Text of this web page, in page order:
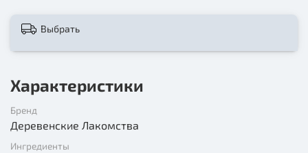
Выбрать
Характеристики
Бренд
Деревенские Лакомства
Ингредиенты